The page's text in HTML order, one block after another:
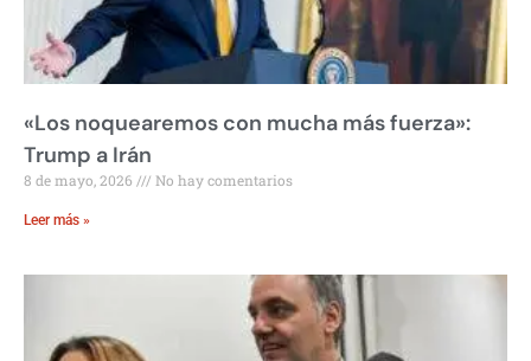
«Los noquearemos con mucha más fuerza»:
Trump a Irán
8 de mayo, 2026 No hay comentarios
Leer más »